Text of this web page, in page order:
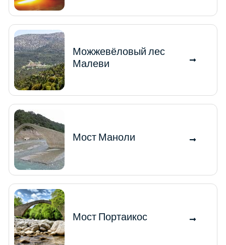
Можжевёловый лес
Малеви
Мост Маноли
Мост Портаикос